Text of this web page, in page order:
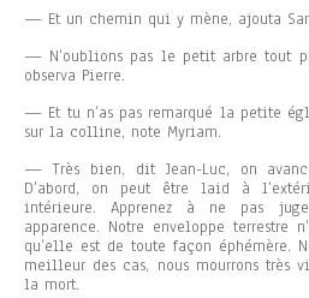
— Et un chemin qui y mène, ajouta
— N’oublions pas le petit arbre tout
observa Pierre.
— Et tu n’as pas remarqué la petite
sur la colline, note Myriam.
— Très bien, dit Jean-Luc, on
D’abord, on peut être laid à
intérieure. Apprenez à ne pas
apparence. Notre enveloppe terrestre
qu’elle est de toute façon éphémère.
meilleur des cas, nous mourrons très
la mort.